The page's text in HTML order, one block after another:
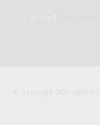
© Copyright 2026